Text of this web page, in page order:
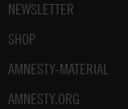
NEWSLETTER
SHOP
AMNESTY-MATERIAL
AMNESTY.ORG